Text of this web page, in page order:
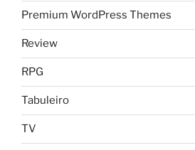
Premium WordPress Themes
Review
RPG
Tabuleiro
TV